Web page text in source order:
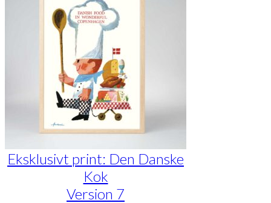
Mulighederne
kan
vælges
på
varesiden
Eksklusivt print: Den Danske
Kok
Version 7